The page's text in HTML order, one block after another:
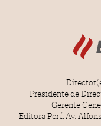
Presidente de
Gerente
Editora Perú Av.